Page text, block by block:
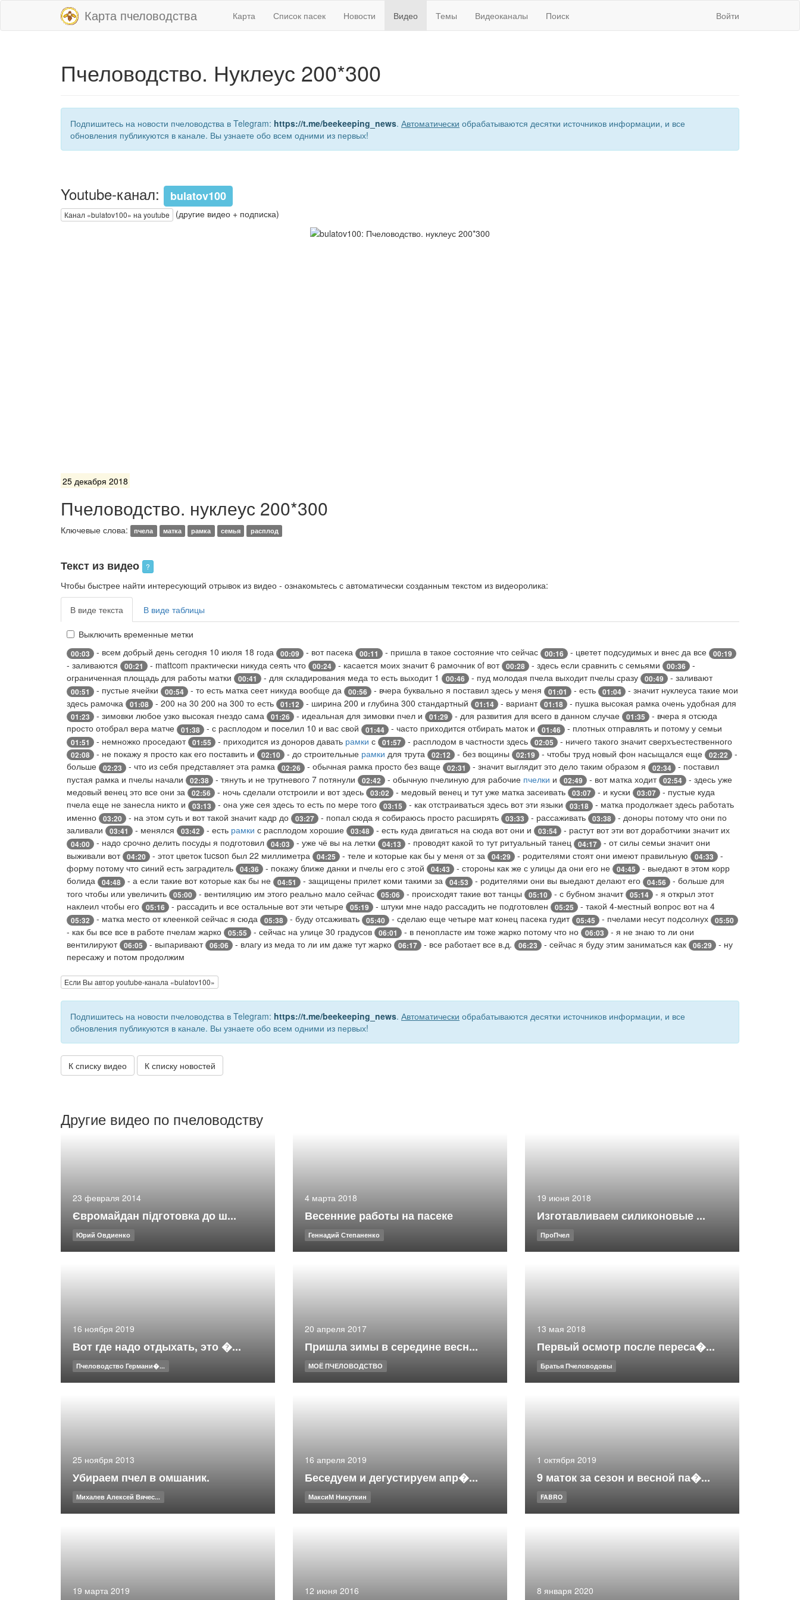
Карта пчеловодства Карта Список пасек Новости Видео Темы Видеоканалы Поиск Войти
Пчеловодство. Нуклеус 200*300
Подпишитесь на новости пчеловодства в Telegram: https://t.me/beekeeping_news. Автоматически обрабатываются десятки источников информации, и все
обновления публикуются в канале. Вы узнаете обо всем одними из первых!
Youtube-канал: bulatov100
Канал «bulatov100» на youtube (другие видео + подписка)
25 декабря 2018
Пчеловодство. нуклеус 200*300
Ключевые слова: пчела матка рамка семья расплод
Текст из видео ?
Чтобы быстрее найти интересующий отрывок из видео - ознакомьтесь с автоматически созданным текстом из видеоролика:
В виде текста В виде таблицы
Выключить временные метки
00:03 - всем добрый день сегодня 10 июля 18 года 00:09 - вот пасека 00:11 - пришла в такое состояние что сейчас 00:16 - цветет подсудимых и внес да все 00:19
- заливаются 00:21 - mattcom практически никуда сеять что 00:24 - касается моих значит 6 рамочник of вот 00:28 - здесь если сравнить с семьями 00:36
-
ограниченная площадь для работы матки
00:41 - для складирования меда то есть выходит 1 00:46 - пуд молодая пчела выходит пчелы сразу 00:49 - заливают
00:51 - пустые ячейки 00:54 - то есть матка сеет никуда вообще да 00:56 - вчера буквально я поставил здесь у меня 01:01 - есть 01:04
- значит нуклеуса такие мои
здесь рамочка
01:08 - 200 на 30 200 на 300 то есть 01:12 - ширина 200 и глубина 300 стандартный 01:14 - вариант 01:18 - пушка высокая рамка очень удобная для
01:23 - зимовки любое узко высокая гнездо сама 01:26 - идеальная для зимовки пчел и 01:29 - для развития для всего в данном случае 01:35
- вчера я отсюда
просто отобрал вера матче
01:38 - с расплодом и поселил 10 и вас свой 01:44 - часто приходится отбирать маток и 01:46 - плотных отправлять и потому у семьи
01:51 - немножко проседают 01:55 - приходится из доноров давать рамки с 01:57 - расплодом в частности здесь 02:05 - ничего такого значит сверхъестественного
02:08 - не покажу я просто как его поставить и 02:10 - до строительные рамки для трута 02:12 - без вощины 02:19 - чтобы труд новый фон насыщался еще 02:22
-
больше
02:23 - что из себя представляет эта рамка 02:26 - обычная рамка просто без ваще 02:31 - значит выглядит это дело таким образом я 02:34
- поставил
пустая рамка и пчелы начали
02:38 - тянуть и не трутневого 7 потянули 02:42 - обычную пчелиную для рабочие пчелки и 02:49 - вот матка ходит 02:54
- здесь уже
медовый венец это все они за
02:56 - ночь сделали отстроили и вот здесь 03:02 - медовый венец и тут уже матка засеивать 03:07 - и куски 03:07
- пустые куда
пчела еще не занесла никто и
03:13 - она уже сея здесь то есть по мере того 03:15 - как отстраиваться здесь вот эти языки 03:18
- матка продолжает здесь работать
именно
03:20 - на этом суть и вот такой значит кадр до 03:27 - попал сюда я собираюсь просто расширять 03:33 - рассаживать 03:38
- доноры потому что они по
заливали
03:41 - менялся 03:42 - есть рамки с расплодом хорошие 03:48 - есть куда двигаться на сюда вот они и 03:54 - растут вот эти вот доработчики значит их
04:00 - надо срочно делить посуды я подготовил 04:03 - уже чё вы на летки 04:13 - проводят какой то тут ритуальный танец 04:17
- от силы семьи значит они
выживали вот 04:20 - этот цветок tucson был 22 миллиметра 04:25 - теле и которые как бы у меня от за 04:29 - родителями стоят они имеют правильную 04:33
-
форму потому что синий есть заградитель
04:36 - покажу ближе данки и пчелы его с этой 04:43 - стороны как же с улицы да они его не 04:45
- выедают в этом корр
болида
04:48 - а если такие вот которые как бы не 04:51 - защищены прилет коми такими за 04:53 - родителями они вы выедают делают его 04:56
- больше для
того чтобы или увеличить
05:00 - вентиляцию им этого реально мало сейчас 05:06 - происходят такие вот танцы 05:10 - с бубном значит 05:14
- я открыл этот
наклеил чтобы его
05:16 - рассадить и все остальные вот эти четыре 05:19 - штуки мне надо рассадить не подготовлен 05:25 - такой 4-местный вопрос вот на 4
05:32 - матка место от клеенкой сейчас я сюда 05:38 - буду отсаживать 05:40 - сделаю еще четыре мат конец пасека гудит 05:45 - пчелами несут подсолнух 05:50
- как бы все все в работе пчелам жарко 05:55 - сейчас на улице 30 градусов 06:01 - в пенопласте им тоже жарко потому что но 06:03
- я не знаю то ли они
вентилируют 06:05 - выпаривают 06:06 - влагу из меда то ли им даже тут жарко 06:17 - все работает все в.д. 06:23 - сейчас я буду этим заниматься как 06:29
- ну
пересажу и потом продолжим
Если Вы автор youtube-канала «bulatov100»
Подпишитесь на новости пчеловодства в Telegram: https://t.me/beekeeping_news. Автоматически обрабатываются десятки источников информации, и все
обновления публикуются в канале. Вы узнаете обо всем одними из первых!
К списку видео К списку новостей
Другие видео по пчеловодству
23 февраля 2014
Євромайдан підготовка до ш...
Юрий Овдиенко
4 марта 2018
Весенние работы на пасеке
Геннадий Степаненко
19 июня 2018
Изготавливаем силиконовые ...
ПроПчел
16 ноября 2019
Вот где надо отдыхать, это �...
Пчеловодство Германи�...
20 апреля 2017
Пришла зимы в середине весн...
МОЁ ПЧЕЛОВОДСТВО
13 мая 2018
Первый осмотр после переса�...
Братья Пчеловодовы
25 ноября 2013
Убираем пчел в омшаник.
Михалев Алексей Вячес...
16 апреля 2019
Беседуем и дегустируем апр�...
МаксиМ Никуткин
1 октября 2019
9 маток за сезон и весной па�...
FABRO
19 марта 2019 12 июня 2016 8 января 2020